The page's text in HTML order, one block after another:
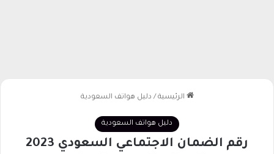
الرئيسية / دليل هواتف السعودية
دليل هواتف السعودية
رقم الضمان الاجتماعي السعودي 2023